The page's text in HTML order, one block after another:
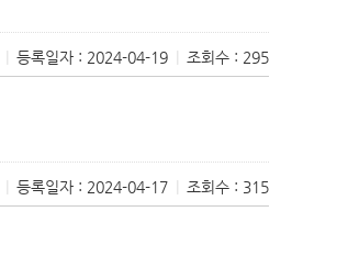
등록일자 : 2024-04-19 조회수 : 295
등록일자 : 2024-04-17 조회수 : 315